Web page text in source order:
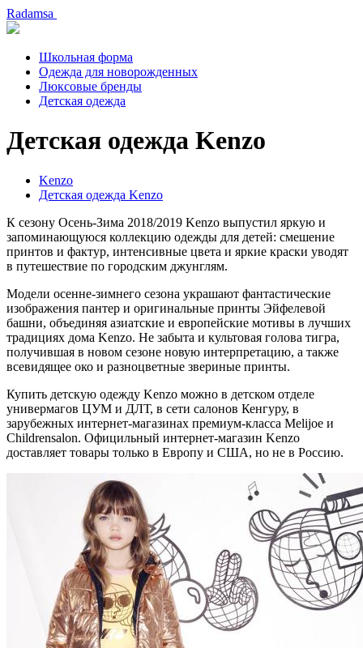
Radamsa
Школьная форма
Одежда для новорожденных
Люксовые бренды
Детская одежда
Детская одежда Kenzo
Kenzo
Детская одежда Kenzo
К сезону Осень-Зима 2018/2019 Kenzo выпустил яркую и
запоминающуюся коллекцию одежды для детей: смешение
принтов и фактур, интенсивные цвета и яркие краски уводят
в путешествие по городским джунглям.
Модели осенне-зимнего сезона украшают фантастические
изображения пантер и оригинальные принты Эйфелевой
башни, объединяя азиатские и европейские мотивы в лучших
традициях дома Kenzo. Не забыта и культовая голова тигра,
получившая в новом сезоне новую интерпретацию, а также
всевидящее око и разноцветные звериные принты.
Купить детскую одежду Kenzo можно в детском отделе
универмагов ЦУМ и ДЛТ, в сети салонов Кенгуру, в
зарубежных интернет-магазинах премиум-класса Melijoe и
Childrensalon. Официльный интернет-магазин Kenzo
доставляет товары только в Европу и США, но не в Россию.